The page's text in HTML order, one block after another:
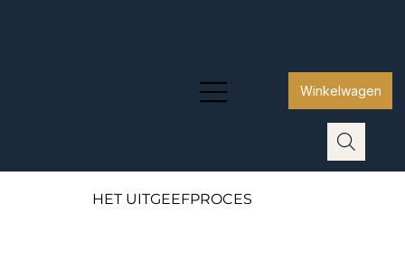
Winkelwagen
HET UITGEEFPROCES